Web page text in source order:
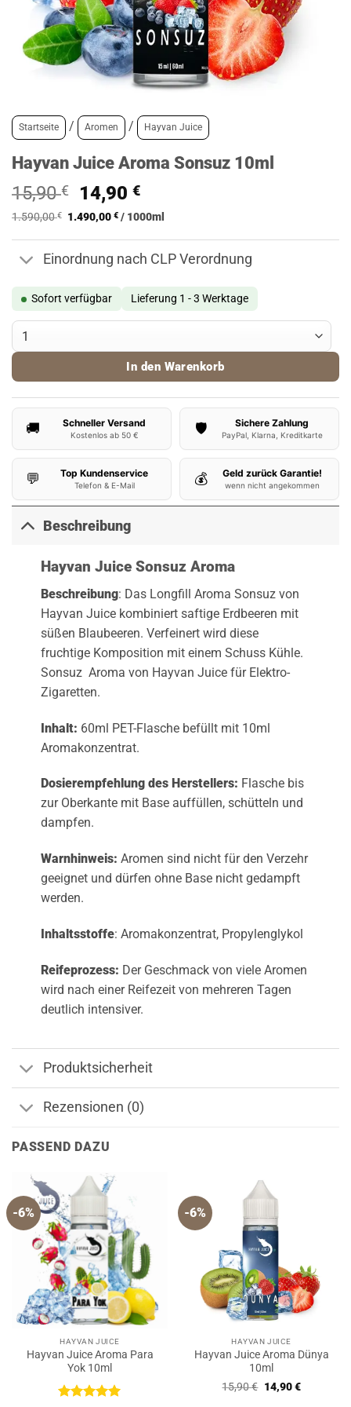
Startseite / Aromen / Hayvan Juice
Hayvan Juice Aroma Sonsuz 10ml
15,90€
Ursprünglicher
Preis
15,90 €
14,90€Aktueller
Preis
14,90 €.
1.590,00€ 1.490,00€ / 1000ml
Einordnung nach CLP Verordnung
Sofort verfügbar Lieferung 1 - 3 Werktage
Hayvan Juice Aroma Sonsuz 10ml Menge
In den Warenkorb
🚚 Schneller Versand
Kostenlos ab 50 € 🛡️ Sichere Zahlung
PayPal, Klarna, Kreditkarte
💬 Top Kundenservice
Telefon & E-Mail 💰 Geld zurück Garantie!
wenn nicht angekommen
Beschreibung
Hayvan Juice Sonsuz Aroma
Beschreibung: Das Longfill Aroma Sonsuz von
Hayvan Juice kombiniert saftige Erdbeeren mit
süßen Blaubeeren. Verfeinert wird diese
fruchtige Komposition mit einem Schuss Kühle.
Sonsuz Aroma von Hayvan Juice für Elektro-
Zigaretten.
Inhalt: 60ml PET-Flasche befüllt mit 10ml
Aromakonzentrat.
Dosierempfehlung des Herstellers: Flasche bis
zur Oberkante mit Base auffüllen, schütteln und
dampfen.
Warnhinweis: Aromen sind nicht für den Verzehr
geeignet und dürfen ohne Base nicht gedampft
werden.
Inhaltsstoffe: Aromakonzentrat, Propylenglykol
Reifeprozess: Der Geschmack von viele Aromen
wird nach einer Reifezeit von mehreren Tagen
deutlich intensiver.
Produktsicherheit
Rezensionen (0)
PASSEND DAZU
-6%
HAYVAN JUICE
Hayvan Juice Aroma Para
Yok 10ml
-6%
HAYVAN JUICE
Hayvan Juice Aroma Dünya
10ml
15,90€ Ursprünglicher
Preis
14,90€Aktueller